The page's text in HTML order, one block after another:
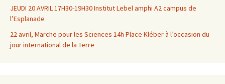
JEUDI 20 AVRIL 17H30-19H30 Institut Lebel amphi A2 campus de
l’Esplanade
22 avril, Marche pour les Sciences 14h Place Kléber à l’occasion du
jour international de la Terre